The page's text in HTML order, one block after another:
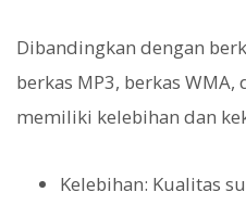
Dibandingkan dengan
berkas MP3, berkas WMA,
memiliki kelebihan dan
Kelebihan: Kualitas